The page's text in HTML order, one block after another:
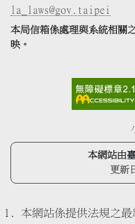
la_laws@gov.taipei
本局信箱係處理與系統相關
映。
本網站由
更新
本網站係提供法規之